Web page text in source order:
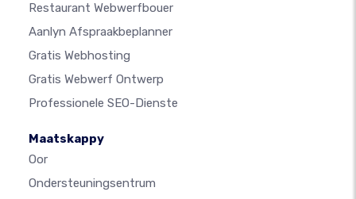
Restaurant Webwerfbouer
Aanlyn Afspraakbeplanner
Gratis Webhosting
Gratis Webwerf Ontwerp
Professionele SEO-Dienste
Maatskappy
Oor
Ondersteuningsentrum